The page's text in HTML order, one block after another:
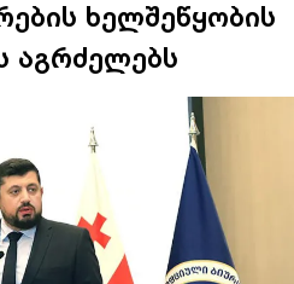
ხელშეწყობის
აგრძელებს